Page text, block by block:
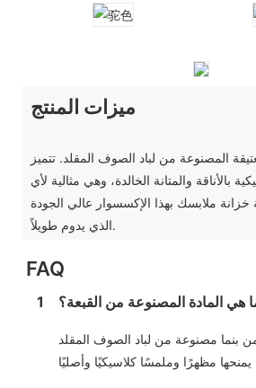
ميزات المنتج
المصنوعة من لباد الصوف المقلد. تتميز
بالأناقة والمتانة الخالدة، وهي مثالية لأي
خزانة ملابسك بهذا الإكسسوار عالي الجودة
الذي يدوم طويلاً.
FAQ
1 هي المادة المصنوعة من القبعة؟
من بنما مصنوعة من لباد الصوف المقلد